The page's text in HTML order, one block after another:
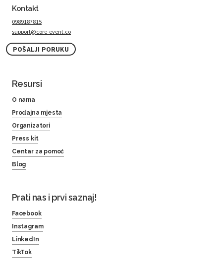
Kontakt
0989187815
support@core-event.co
POŠALJI PORUKU
Resursi
O nama
Prodajna mjesta
Organizatori
Press kit
Centar za pomoć
Blog
Prati nas i prvi saznaj!
Facebook
Instagram
LinkedIn
TikTok